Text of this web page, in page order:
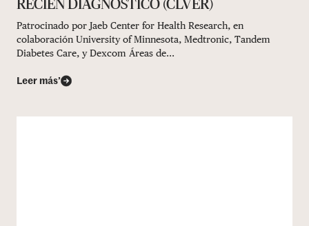
RECIÉN DIAGNÓSTICO (CLVER)
Patrocinado por Jaeb Center for Health Research, en
colaboración University of Minnesota, Medtronic, Tandem
Diabetes Care, y Dexcom Áreas de...
Leer más’